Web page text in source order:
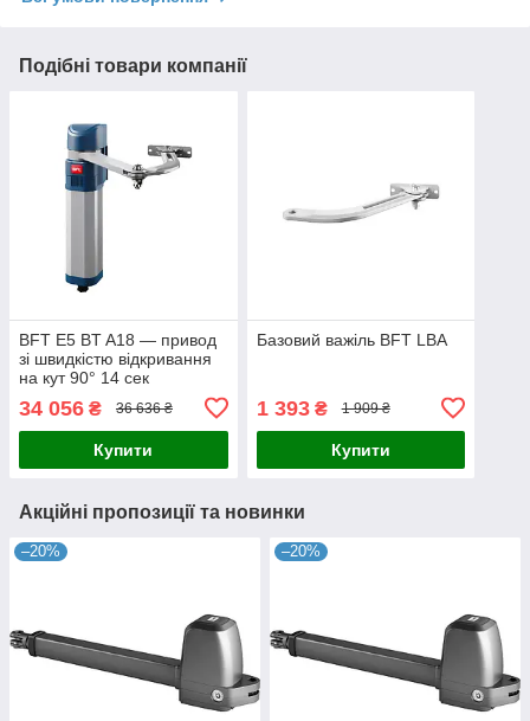
Подібні товари компанії
BFT E5 BT A18 — привод
зі швидкістю відкривання
на кут 90° 14 сек
34 056 ₴ 36 636 ₴
Купити
Базовий важіль BFT LBA
1 393₴ 1 909 ₴
Купити
Акційні пропозиції та новинки
–20% –20%